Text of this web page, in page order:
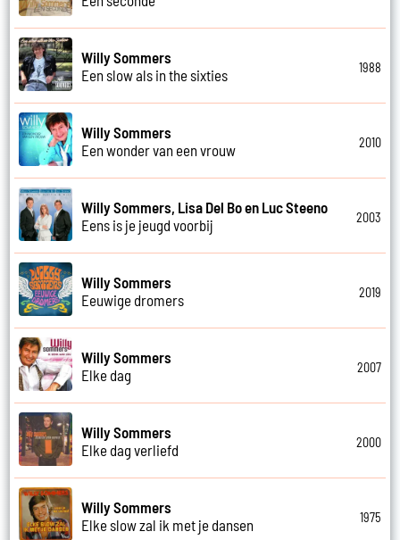
Willy Sommers
Een slow als in the sixties
1988
Willy Sommers
Een wonder van een vrouw
2010
Willy Sommers, Lisa Del Bo en Luc Steeno
Eens is je jeugd voorbij
2003
Willy Sommers
Eeuwige dromers
2019
Willy Sommers
Elke dag
2007
Willy Sommers
Elke dag verliefd
2000
Willy Sommers
Elke slow zal ik met je dansen
1975